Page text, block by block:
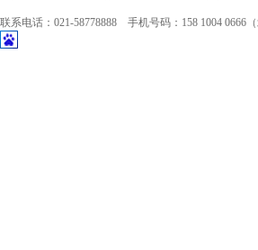
联系电话：021-58778888 手机号码：158 1004